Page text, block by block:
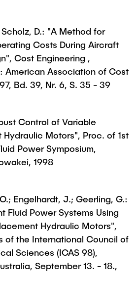
D.: "A Method for
Costs During Aircraft
Cost Engineering ,
American Association of Cost
Bd. 39, Nr. 6, S. 35 - 39
Control of Variable
Hydraulic Motors", Proc. of 1st
Power Symposium,
1998
Engelhardt, J.; Geerling, G.:
Fluid Power Systems Using
Hydraulic Motors",
of the International Council of
Sciences (ICAS 98),
September 13. - 18.,